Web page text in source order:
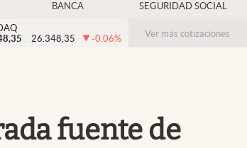
USA
Colombia
BANCA SEGURIDAD SOCIAL
26.348,35 -0.06% Ver más cotizaciones
fuente de